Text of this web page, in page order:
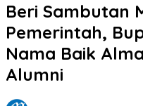
Beri Sambutan
Pemerintah,
Nama Baik
Alumni